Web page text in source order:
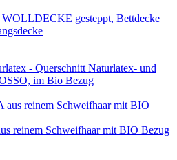
gesteppt, Bettdecke
Naturlatex- und
im Bio Bezug
reinem Schweifhaar mit BIO Bezug